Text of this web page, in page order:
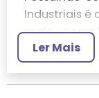
Industriais é
mais
realizar um
clique em
seguir:
Ler Mais